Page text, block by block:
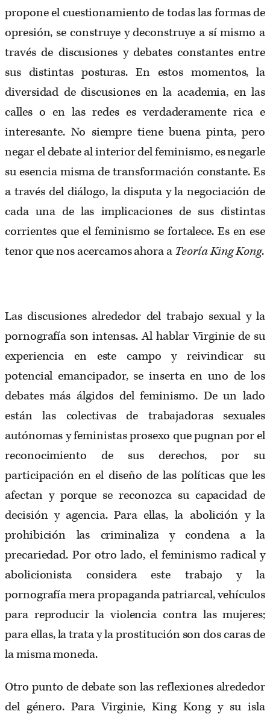
propone el cuestionamiento de todas las formas de
opresión, se construye y deconstruye a sí mismo a
través de discusiones y debates constantes entre
sus distintas posturas. En estos momentos, la
diversidad de discusiones en la academia, en las
calles o en las redes es verdaderamente rica e
interesante. No siempre tiene buena pinta, pero
negar el debate al interior del feminismo, es negarle
su esencia misma de transformación constante. Es
a través del diálogo, la disputa y la negociación de
cada una de las implicaciones de sus distintas
corrientes que el feminismo se fortalece. Es en ese
tenor que nos acercamos ahora aTeoría King Kong.
Las discusiones alrededor del trabajo sexual y la
pornografía son intensas. Al hablar Virginie de su
experiencia en este campo y reivindicar su
potencial emancipador, se inserta en uno de los
debates más álgidos del feminismo. De un lado
están las colectivas de trabajadoras sexuales
autónomas y feministas prosexo que pugnan por el
reconocimiento de sus derechos, por su
participación en el diseño de las políticas que les
afectan y porque se reconozca su capacidad de
decisión y agencia. Para ellas, la abolición y la
prohibición las criminaliza y condena a la
precariedad. Por otro lado, el feminismo radical y
abolicionista considera este trabajo y la
pornografía mera propaganda patriarcal, vehículos
para reproducir la violencia contra las mujeres;
para ellas, la trata y la prostitución son dos caras de
la misma moneda.
Otro punto de debate son las reflexiones alrededor
del género. Para Virginie, King Kong y su isla